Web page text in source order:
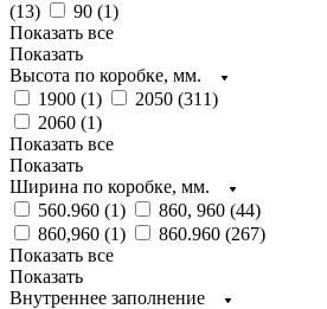
(13) 90 (1)
Показать все
Показать
Высота по коробке, мм.
1900 (1) 2050 (311)
2060 (1)
Показать все
Показать
Ширина по коробке, мм.
560.960 (1) 860, 960 (44)
860,960 (1) 860.960 (267)
Показать все
Показать
Внутреннее заполнение